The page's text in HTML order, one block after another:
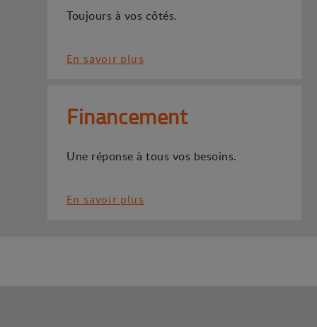
Toujours à vos côtés.
En savoir plus
Financement
Une réponse à tous vos besoins.
En savoir plus